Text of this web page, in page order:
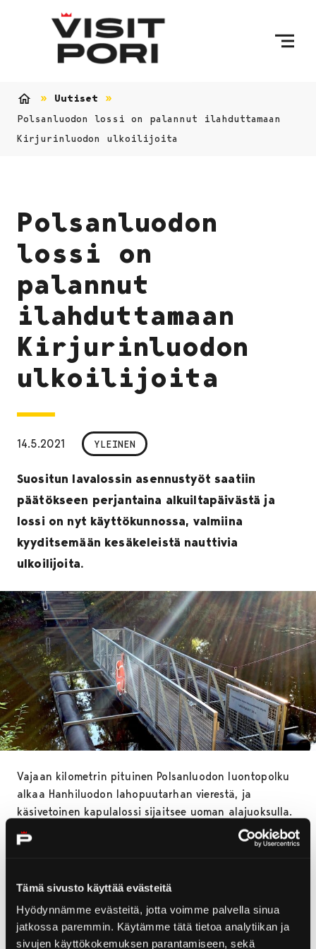
Tämä sivusto käyttää evästeitä
Hyödynnämme evästeitä, jotta voimme palvella sinua
jatkossa paremmin. Käytämme tätä tietoa analytiikan ja
sivujen käyttökokemuksen parantamiseen, sekä
Uutiset
Polsanluodon lossi on palannut ilahduttamaan
Kirjurinluodon ulkoilijoita
Polsanluodon
lossi on
palannut
ilahduttamaan
Kirjurinluodon
ulkoilijoita
14.5.2021 YLEINEN
Suositun lavalossin asennustyöt saatiin
päätökseen perjantaina alkuiltapäivästä ja
lossi on nyt käyttökunnossa, valmiina
kyyditsemään kesäkeleistä nauttivia
ulkoilijoita.
Vajaan kilometrin pituinen Polsanluodon luontopolku
alkaa Hanhiluodon lahopuutarhan vierestä, ja
käsivetoinen kapulalossi sijaitsee uoman alajuoksulla.
Luonnontilainen reitti on helppokulkuinen, ja soveltuu
hyvin myös perheen pienimmille ulkoilijoille.
ehjin nahoin, ja toivomme, että ilkivallalta säästytään
tänäkin kesänä. Polsanluodon reitillä kulkevien ja
lossia käyttävien ulkoilijoiden toivotaan myös edelleen